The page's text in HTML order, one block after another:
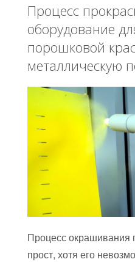
Процесс
оборудование
порошковой
металлическую
Процесс окрашивания
прост, хотя его